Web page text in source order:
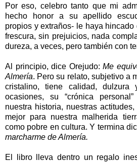
Por eso, celebro tanto que mi
hecho honor a su apellido
propios y extraños- le haya
frescura, sin prejuicios, nada
dureza, a veces, pero también con
Al principio, dice Orejudo:Me
Almería. Pero su relato, subjetivo a
cristalino, tiene calidad, dulzura
ocasiones, su “crónica
nuestra historia, nuestras
mejor para nuestra malherida
como pobre en cultura. Y termina
marcharme de Almería.
El libro lleva dentro un regalo